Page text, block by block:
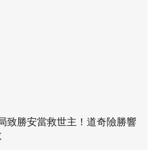
致勝安當救世主！道奇險勝響